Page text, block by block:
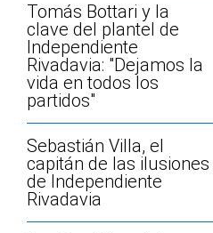
Tomás Bottari y la
clave del plantel de
Independiente
Rivadavia: "Dejamos la
vida en todos los
partidos"
Sebastián Villa, el
capitán de las ilusiones
de Independiente
Rivadavia